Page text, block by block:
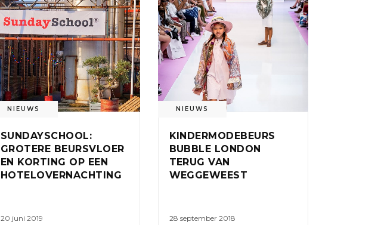
NIEUWS
SUNDAYSCHOOL:
GROTERE BEURSVLOER
EN KORTING OP EEN
HOTELOVERNACHTING
20 juni 2019
NIEUWS
KINDERMODEBEURS
BUBBLE LONDON
TERUG VAN
WEGGEWEEST
28 september 2018